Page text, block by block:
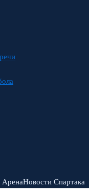
АренаНовости Спартака